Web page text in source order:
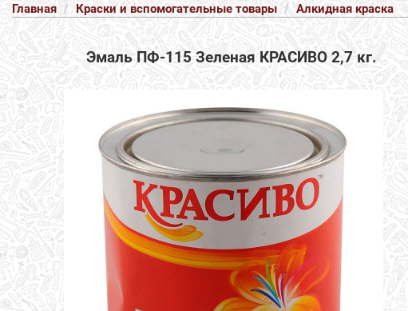
Главная Краски и вспомогательные товары Алкидная краска
Эмаль ПФ-115 Зеленая КРАСИВО 2,7 кг.